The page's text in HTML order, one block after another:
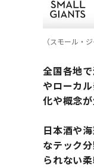
（スモール・
全国各地
やローカ
化や概念が
日本酒や
なテック
られない